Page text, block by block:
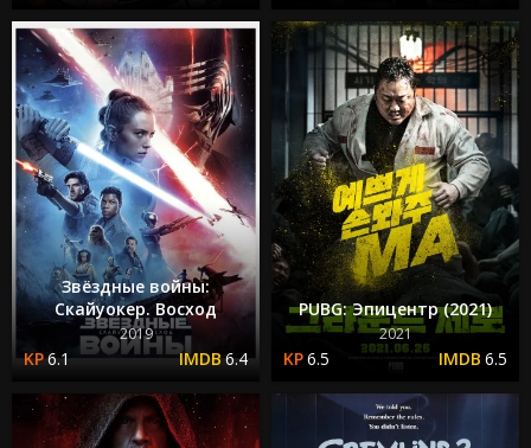
Звёздные войны:
Скайуокер. Восход
2019
6.1 6.4
PUBG: Эпицентр (2021)
2021
6.5 6.5